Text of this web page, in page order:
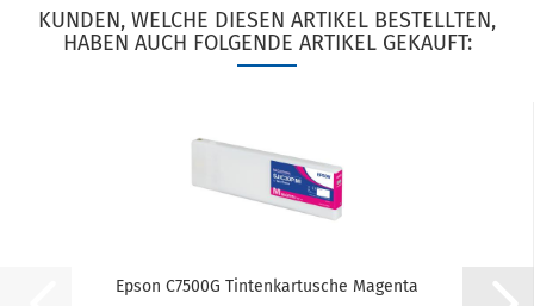
KUNDEN, WELCHE DIESEN ARTIKEL BESTELLTEN,
HABEN AUCH FOLGENDE ARTIKEL GEKAUFT:
Epson C7500G Tintenkartusche Magenta